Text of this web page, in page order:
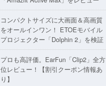
コンパクトサイズに大画面＆高画質
をオールインワン！ ETOEモバイル
プロジェクター「Dolphin 2」を検証
プロも高評価。EarFun「Clip2」全方
位レビュー！【割引クーポン情報あ
り】